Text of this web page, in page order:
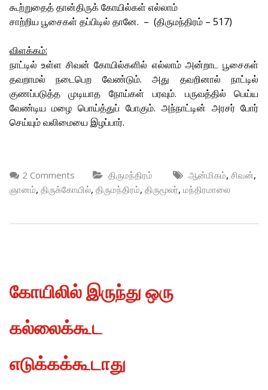
கூற்றுதைத் தான்திருக் கோயில்கள் எல்லாம்
சாற்றிய பூசைகள் தப்பிடில் தானே. – (திருமந்திரம் – 517)
விளக்கம்:
நாட்டில் உள்ள சிவன் கோயில்களில் எல்லாம் அன்றாட பூசைகள்
தவறாமல் நடைபெற வேண்டும். அது தவறினால் நாட்டில்
குணப்படுத்த முடியாத நோய்கள் பரவும். பருவத்தில் பெய்ய
வேண்டிய மழை பொய்த்துப் போகும். அந்நாட்டின் அரசர் போர்
செய்யும் வலிமையை இழப்பார்.
2 Comments திருமந்திரம் ஆன்மிகம், சிவன்,
ஞானம், திருக்கோயில், திருமந்திரம், திருமூலர், மந்திரமாலை
கோயிலில் இருந்து ஒரு
கல்லைக்கூட
எடுக்கக்கூடாது